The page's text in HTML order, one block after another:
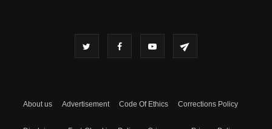
About us Advertisement Code Of Ethics Corrections Policy